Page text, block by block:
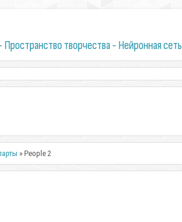
творчества - Нейронная сеть
» People 2